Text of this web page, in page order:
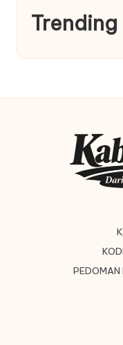
Trending
PEDOMAN